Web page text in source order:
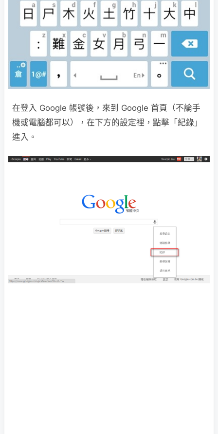
在登入 Google 帳號後，來到 Google 首頁（不論手
機或電腦都可以），在下方的設定裡，點擊「紀錄」
進入。